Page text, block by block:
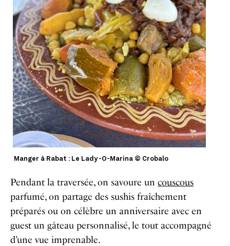
Manger à Rabat : Le Lady -O-Marina © Crobalo
Pendant la traversée, on savoure un couscous
parfumé, on partage des sushis fraîchement
préparés ou on célèbre un anniversaire avec en
guest un gâteau personnalisé, le tout accompagné
d’une vue imprenable.